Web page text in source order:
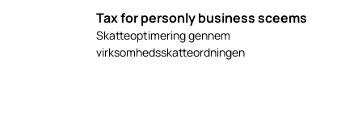
Tax for personly business sceems
Skatteoptimering gennem
virksomhedsskatteordningen